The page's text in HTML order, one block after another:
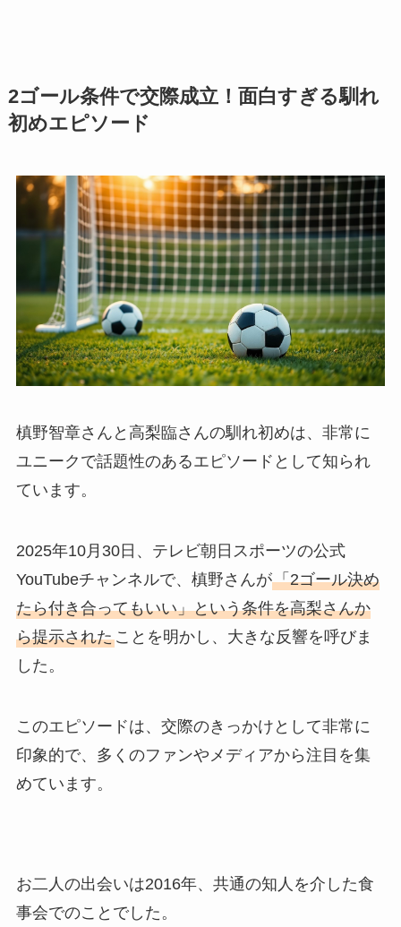
2ゴール条件で交際成立！面白すぎる馴れ
初めエピソード
槙野智章さんと高梨臨さんの馴れ初めは、非常に
ユニークで話題性のあるエピソードとして知られ
ています。
2025年10月30日、テレビ朝日スポーツの公式
YouTubeチャンネルで、槙野さんが「2ゴール決め
たら付き合ってもいい」という条件を高梨さんか
ら提示されたことを明かし、大きな反響を呼びま
した。
このエピソードは、交際のきっかけとして非常に
印象的で、多くのファンやメディアから注目を集
めています。
お二人の出会いは2016年、共通の知人を介した食
事会でのことでした。